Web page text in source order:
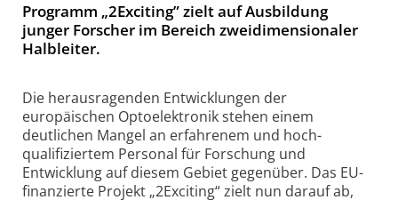
Programm „2Exciting” zielt auf Ausbildung
junger Forscher im Bereich zweidimensionaler
Halbleiter.
Die herausragenden Entwicklungen der
europäischen Optoelektronik stehen einem
deutlichen Mangel an erfahrenem und hoch­
qualifiziertem Personal für Forschung und
Entwicklung auf diesem Gebiet gegenüber. Das EU-
finanzierte Projekt „2Exciting“ zielt nun darauf ab,